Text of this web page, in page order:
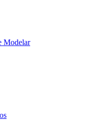
Modelar